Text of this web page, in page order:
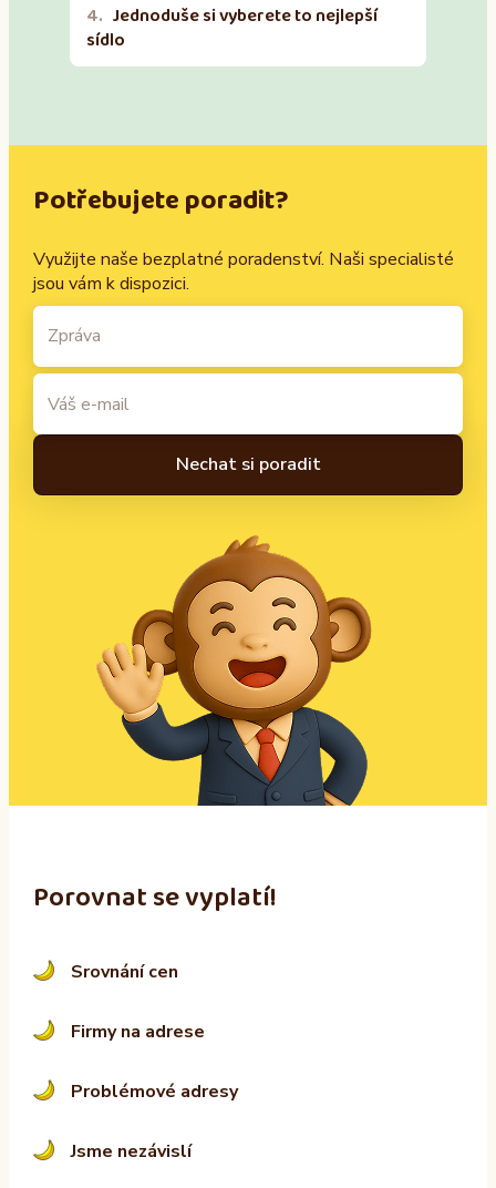
Jednoduše si vyberete to nejlepší
sídlo
Potřebujete poradit?
Využijte naše bezplatné poradenství. Naši specialisté
jsou vám k dispozici.
:
Porovnat se vyplatí!
Srovnání cen
Firmy na adrese
Problémové adresy
Jsme nezávislí